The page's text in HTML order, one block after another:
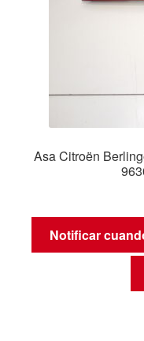
Asa Citroën
Notificar